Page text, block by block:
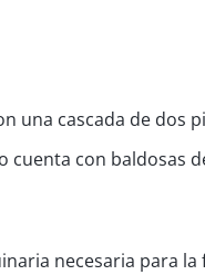
una cascada de dos
cuenta con baldosas
necesaria para